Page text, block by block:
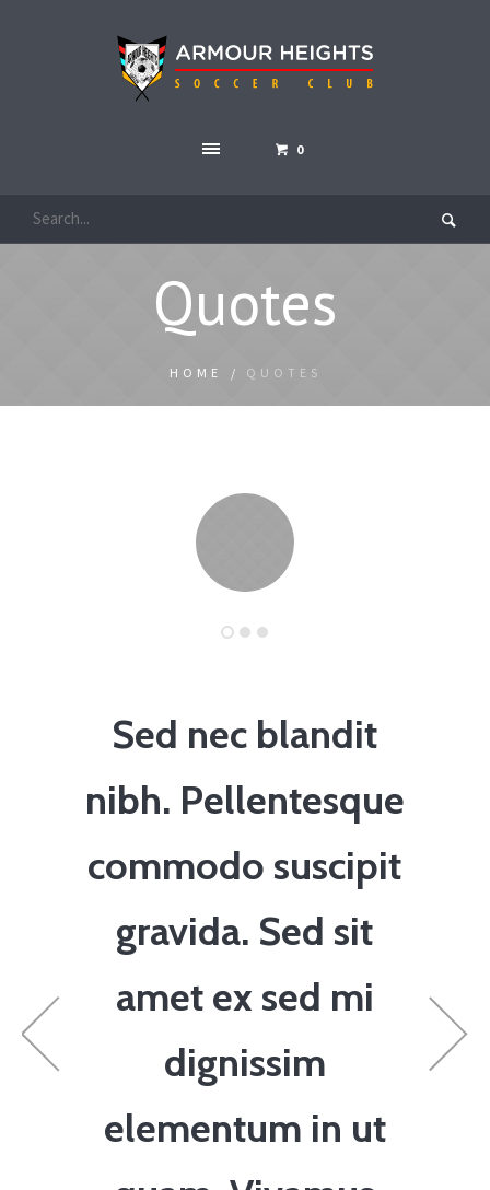
0
Quotes
HOME / QUOTES
Sed nec blandit
nibh. Pellentesque
commodo suscipit
gravida. Sed sit
amet ex sed mi
dignissim
elementum in ut